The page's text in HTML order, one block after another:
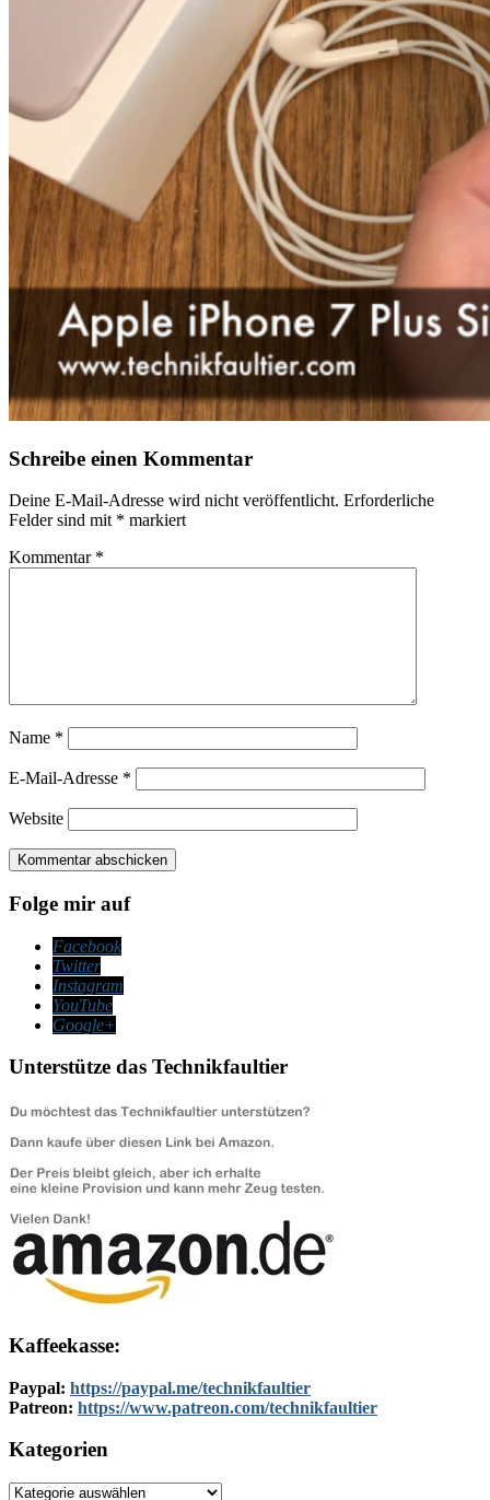
Schreibe einen Kommentar
Deine E-Mail-Adresse wird nicht veröffentlicht. Erforderliche
Felder sind mit * markiert
Kommentar *
Name *
E-Mail-Adresse *
Website
Folge mir auf
Facebook
Twitter
Instagram
YouTube
Google+
Unterstütze das Technikfaultier
Kaffeekasse:
Paypal: https://paypal.me/technikfaultier
Patreon: https://www.patreon.com/technikfaultier
Kategorien
Kategorien